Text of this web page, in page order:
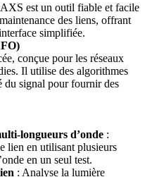
est un outil fiable et facile
des liens, offrant
simplifiée.
conçue pour les réseaux
Il utilise des algorithmes
du signal pour fournir des
longueurs d’onde :
lien en utilisant plusieurs
en un seul test.
: Analyse la lumière